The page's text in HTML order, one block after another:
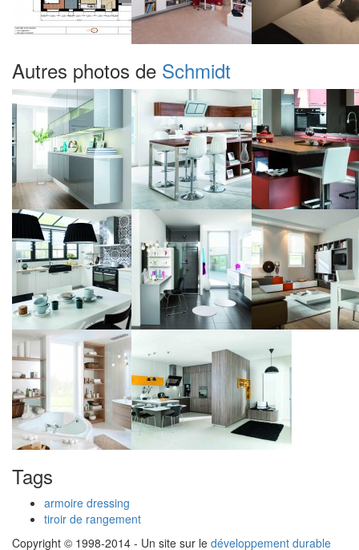
Autres photos de Schmidt
Tags
armoire dressing
tiroir de rangement
Copyright © 1998-2014 - Un site sur le développement durable